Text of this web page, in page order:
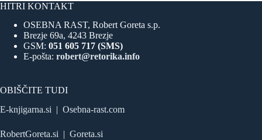
pred
javnim
nastopom
HITRI KONTAKT
OSEBNA RAST, Robert Goreta s.p.
Brezje 69a, 4243 Brezje
GSM: 051 605 717 (SMS)
E-pošta: robert@retorika.info
OBIŠČITE TUDI
E-knjigarna.si | Osebna-rast.com
RobertGoreta.si | Goreta.si